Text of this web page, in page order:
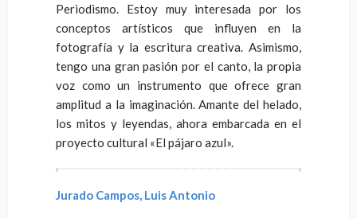
Periodismo. Estoy muy interesada por los
conceptos artísticos que influyen en la
fotografía y la escritura creativa. Asimismo,
tengo una gran pasión por el canto, la propia
voz como un instrumento que ofrece gran
amplitud a la imaginación. Amante del helado,
los mitos y leyendas, ahora embarcada en el
proyecto cultural «El pájaro azul».
Jurado Campos, Luis Antonio